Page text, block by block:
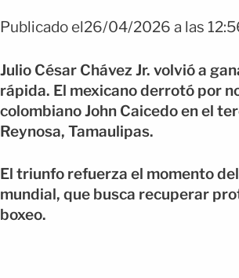
Publicado el26/04/2026 a las
Julio César Chávez Jr. volvió a
rápida. El mexicano derrotó por
colombiano John Caicedo en el
Reynosa, Tamaulipas.
El triunfo refuerza el momento
mundial, que busca recuperar
boxeo.